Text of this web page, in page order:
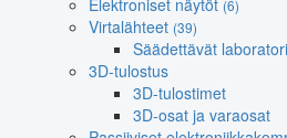
Elektroniset näytöt (6)
Virtalähteet (39)
Säädettävät
3D-tulostus
3D-tulostimet
3D-osat ja varaosat